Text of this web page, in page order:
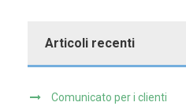
Articoli recenti
Comunicato per i clienti